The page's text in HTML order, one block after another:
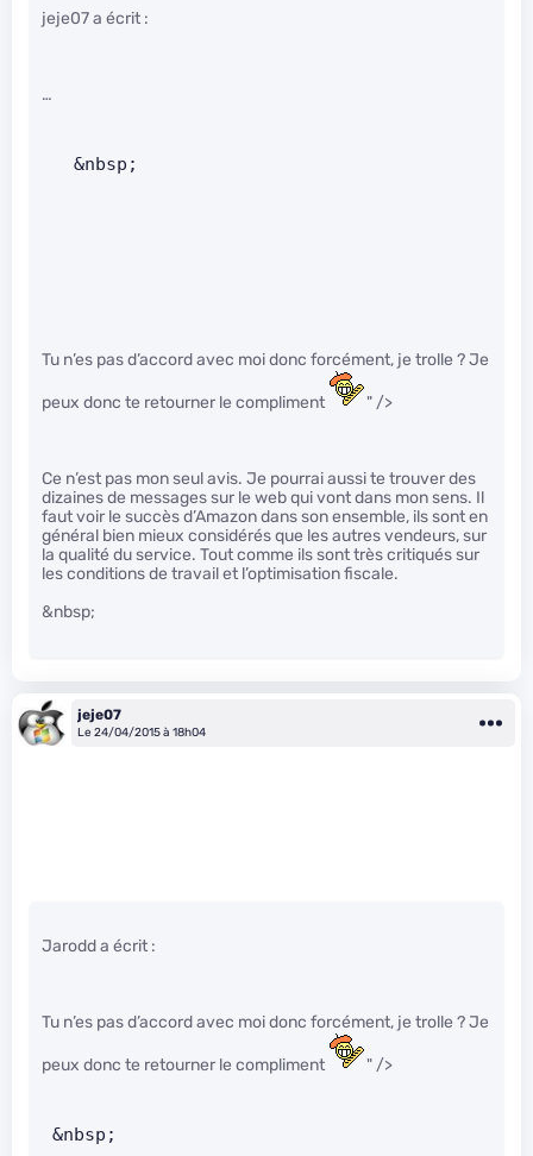
jeje07 a écrit :
…
   &nbsp;
Tu n’es pas d’accord avec moi donc forcément, je trolle ? Je
peux donc te retourner le compliment " />
Ce n’est pas mon seul avis. Je pourrai aussi te trouver des
dizaines de messages sur le web qui vont dans mon sens. Il
faut voir le succès d’Amazon dans son ensemble, ils sont en
général bien mieux considérés que les autres vendeurs, sur
la qualité du service. Tout comme ils sont très critiqués sur
les conditions de travail et l’optimisation fiscale.
&nbsp;
jeje07
Le 24/04/2015 à 18h04
Jarodd a écrit :
Tu n’es pas d’accord avec moi donc forcément, je trolle ? Je
peux donc te retourner le compliment " />
&nbsp;